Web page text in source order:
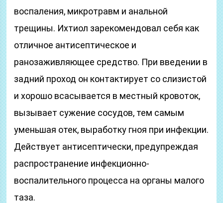
воспаления, микротравм и анальной
трещины. Ихтиол зарекомендовал себя как
отличное антисептическое и
ранозаживляющее средство. При введении в
задний проход он контактирует со слизистой
и хорошо всасывается в местный кровоток,
вызывает сужение сосудов, тем самым
уменьшая отек, выработку гноя при инфекции.
Действует антисептически, предупреждая
распространение инфекционно-
воспалительного процесса на органы малого
таза.